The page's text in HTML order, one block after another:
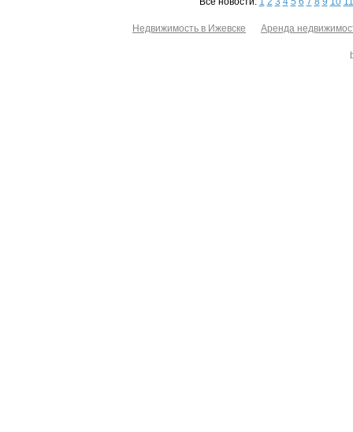
Недвижимость в Ижевске Аренда